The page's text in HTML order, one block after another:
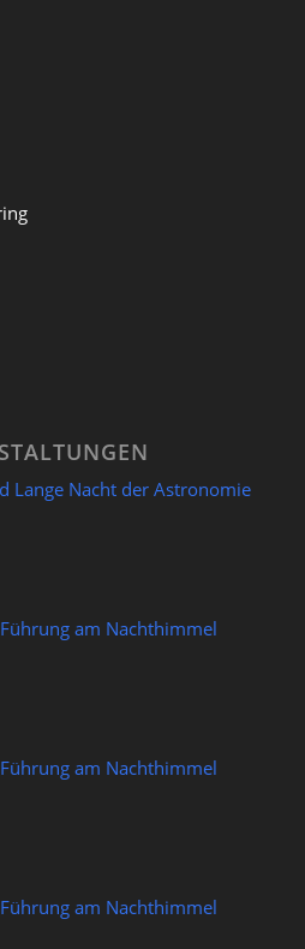
Lange Nacht der Astronomie
am Nachthimmel
am Nachthimmel
am Nachthimmel